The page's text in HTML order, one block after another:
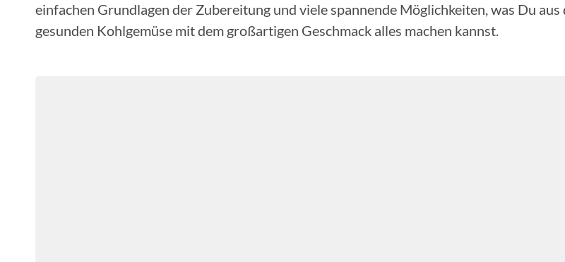
einfachen Grundlagen der Zubereitung und viele spannende Möglichkeiten, was Du aus
gesunden Kohlgemüse mit dem großartigen Geschmack alles machen kannst.